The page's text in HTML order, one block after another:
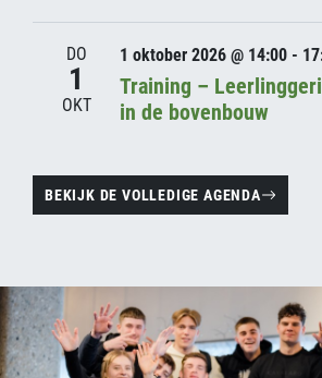
DO
1
OKT
1 oktober 2026 @ 14:00 -
Training –
in de bovenbouw
BEKIJK DE VOLLEDIGE AGENDA